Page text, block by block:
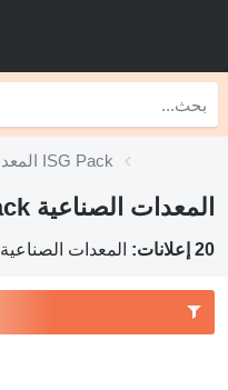
المعدات الصناعية ISG Pack
المعدات الصناعية ISG Pack
20 إعلانات: المعدات الصناعية ISG Pack